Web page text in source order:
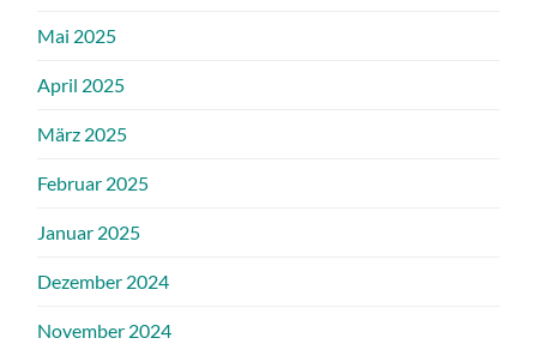
Mai 2025
April 2025
März 2025
Februar 2025
Januar 2025
Dezember 2024
November 2024